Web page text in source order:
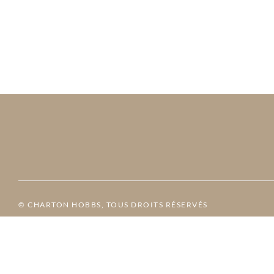
© CHARTON HOBBS, TOUS DROITS RÉSERVÉS